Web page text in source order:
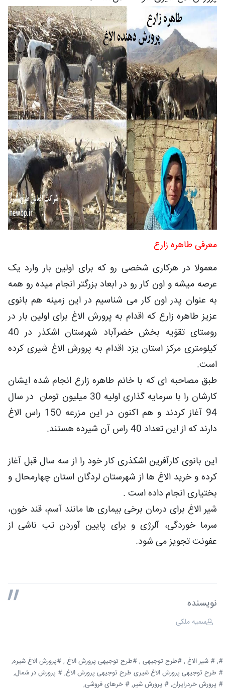
معرفی طاهره زارع
معمولا در هرکاری شخصی رو که برای اولین بار وارد یک
عرصه میشه و اون کار رو در ابعاد بزرگتر انجام میده رو همه
به عنوان پدر اون کار می شناسیم در این زمینه هم بانوی
عزیز طاهره زارع که اقدام به پرورش الاغ برای اولین بار در
روستای تقوّیه بخش خضرآباد شهرستان اشکذر در 40
کیلومتری مرکز استان یزد اقدام به پرورش الاغ شیری کرده
است.
طبق مصاحبه ای که با خانم طاهره زارع انجام شده ایشان
کارشان را با سرمایه گذاری اولیه 30 میلیون تومان در سال
94 آغاز کردند و هم اکنون در این مزرعه 150 راس الاغ
دارند که از این تعداد 40 راس آن شیرده هستند.
این بانوی کارآفرین اشکذری کار خود را از سه سال قبل آغاز
کرده و خرید الاغ ها از شهرستان لردگان استان چهارمحال و
بختیاری انجام داده است .
شیر الاغ برای درمان برخی بیماری ها مانند آسم، قند خون،
سرما خوردگی، آلرژی و برای پایین آوردن تب ناشی از
عفونت تجویز می شود.
نویسنده
سمیه ملکی
#, # شیر الاغ , #طرح توجیهی , #طرح توجیهی پرورش الاغ , #پرورش الاغ شیره,
# طرح توجیهی پرورش الاغ شیری طرح توجیهی پرورش الاغ, # پرورش در شمال,
# پرورش خردرایران, # پرورش شیر, # خرهای فروشی,